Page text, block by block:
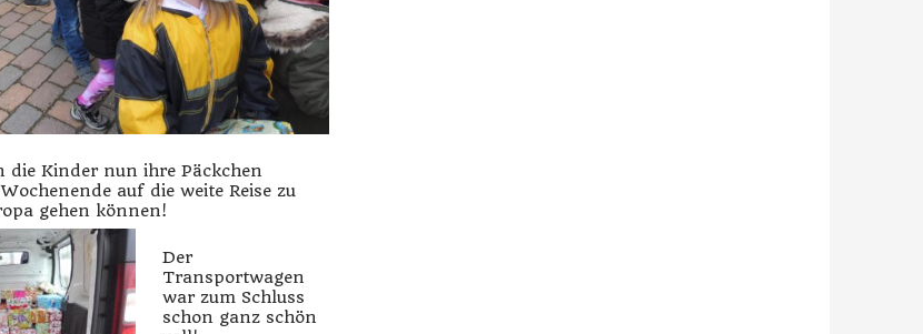
die Kinder nun ihre Päckchen
auf die weite Reise zu
gehen können!
Der
Transportwagen
war zum Schluss
schon ganz schön